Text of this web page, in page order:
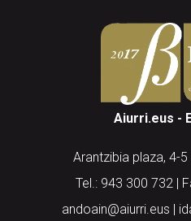
Aiurri.eus -
Arantzibia plaza, 4-5
Tel.: 943 300 732 |
andoain@aiurri.eus |